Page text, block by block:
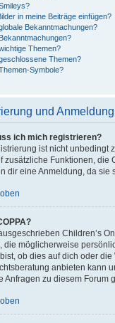
in meine Beiträge einfügen?
Bekanntmachungen?
Themen?
Themen?
Symbole?
und Anmeldung
ich mich registrieren?
ist nicht unbedingt
zusätzliche Funktionen, die
dir eine Anmeldung, da sie
Children’s
die möglicherweise
ob dies auf dich oder
anbieten kann
Anfragen zu diesem Forum